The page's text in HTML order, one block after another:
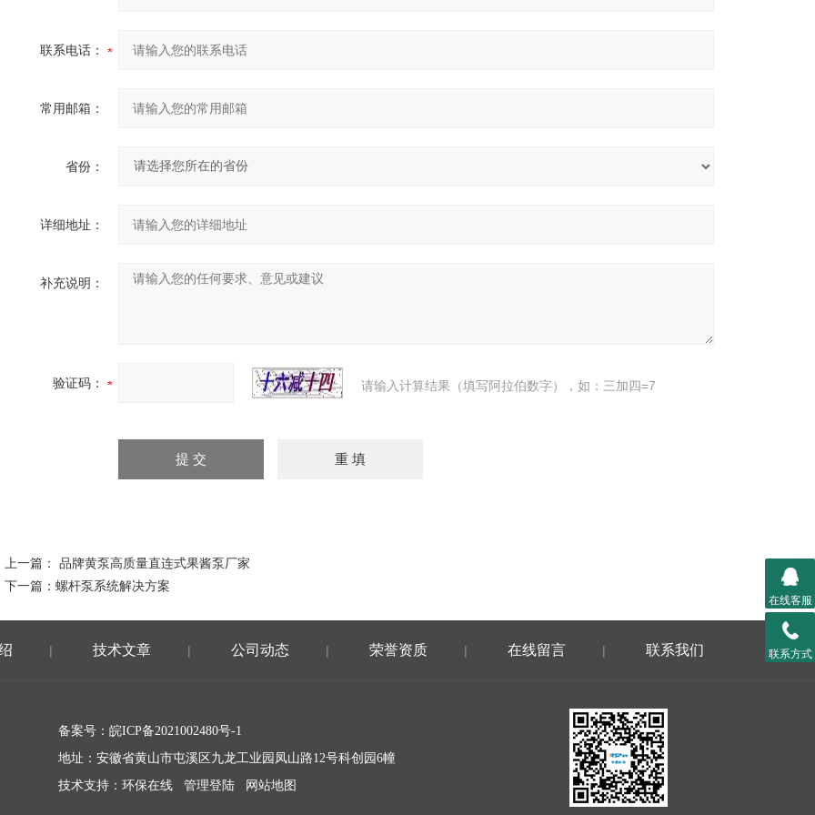
联系电话：
常用邮箱：
省份：
详细地址：
补充说明：
验证码： 请输入计算结果（填写阿拉伯数字），如：三加四=7
上一篇： 品牌黄泵高质量直连式果酱泵厂家
下一篇： 螺杆泵系统解决方案
| 技术文章 | 公司动态 | 荣誉资质 | 在线留言 | 联系我们
备案号： 皖ICP备2021002480号-1
地址：安徽省黄山市屯溪区九龙工业园凤山路12号科创园6幢
技术支持： 环保在线 管理登陆 网站地图
在线客服
联系方式